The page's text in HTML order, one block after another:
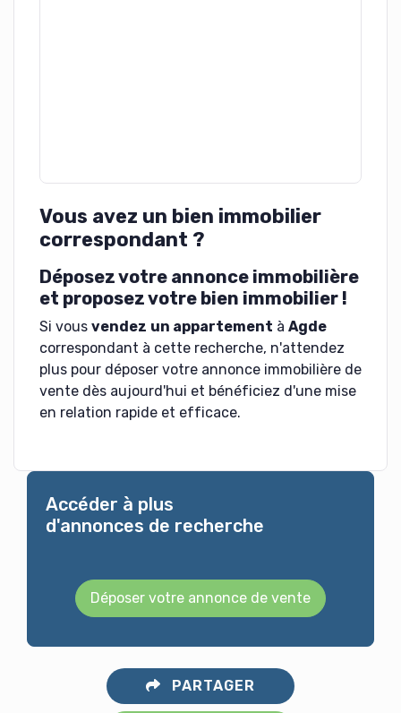
Vous avez un bien immobilier
correspondant ?
Déposez votre annonce immobilière
et proposez votre bien immobilier !
Si vous vendez un appartement à Agde
correspondant à cette recherche, n'attendez
plus pour déposer votre annonce immobilière de
vente dès aujourd'hui et bénéficiez d'une mise
en relation rapide et efficace.
Accéder à plus
d'annonces de recherche
Déposer votre annonce de vente
PARTAGER